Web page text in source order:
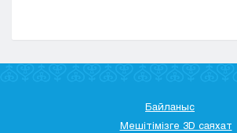
Байланыс
Мешітімізге 3D саяхат